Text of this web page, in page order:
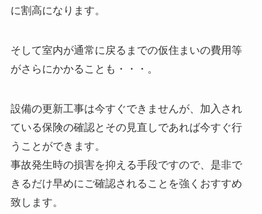
に割高になります。
そして室内が通常に戻るまでの仮住まいの費用等
がさらにかかることも・・・。
設備の更新工事は今すぐできませんが、加入され
ている保険の確認とその見直しであれば今すぐ行
うことができます。
事故発生時の損害を抑える手段ですので、是非で
きるだけ早めにご確認されることを強くおすすめ
致します。